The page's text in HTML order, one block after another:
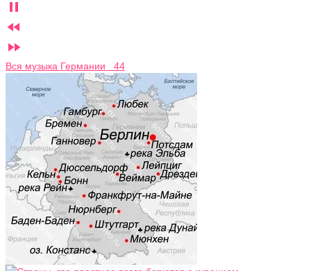



Вся музыка Германии 44